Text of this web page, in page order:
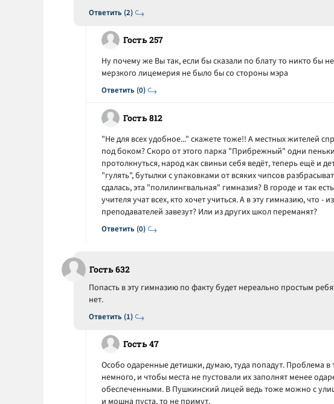
Ответить (2)
Гость 257
Ответить (0)
Ну почему же Вы так, если бы сказали по блату то никто бы
мерзкого лицемерия не было бы со стороны мэра
Гость 812
Ответить (0)
"Не для всех удобное..." скажете тоже!! А местных жителей
под боком? Скоро от этого парка "Прибрежный" одни пеньки
протолкнуться, народ как свиньи себя ведёт, теперь ещё и
"гулять", бутылки с упаковками от всяких чипсов
сдалась, эта "полилингвальная" гимназия? В городе и так
учителя учат всех, кто хочет учиться. А в эту гимназию, что -
преподавателей завезут? Или из других школ переманят?
Гость 632
Ответить (1)
Попасть в эту гимназию по факту будет нереально простым
нет.
Гость 47
Особо одаренные детишки, думаю, туда попадут. Проблема в
немного, и чтобы места не пустовали их заполнят менее
обеспеченными. В Пушкинский лицей ведь тоже можно с
и мошна пуста, то не примут.